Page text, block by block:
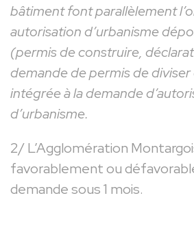
bâtiment font parallèlement
autorisation d’urbanisme
(permis de construire,
demande de permis de
intégrée à la demande
d’urbanisme.
2/ L’Agglomération
favorablement ou
demande sous 1 mois.